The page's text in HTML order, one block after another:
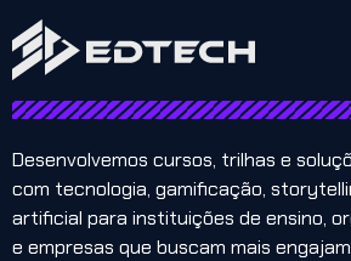
Desenvolvemos cursos, trilhas e
com tecnologia, gamificação,
artificial para instituições de ensino,
e empresas que buscam mais